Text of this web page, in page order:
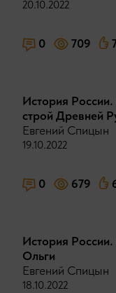
20.10.2022
0 709
История
строй Древней
Евгений Спицын
19.10.2022
0 679
История
Ольги
Евгений Спицын
18.10.2022